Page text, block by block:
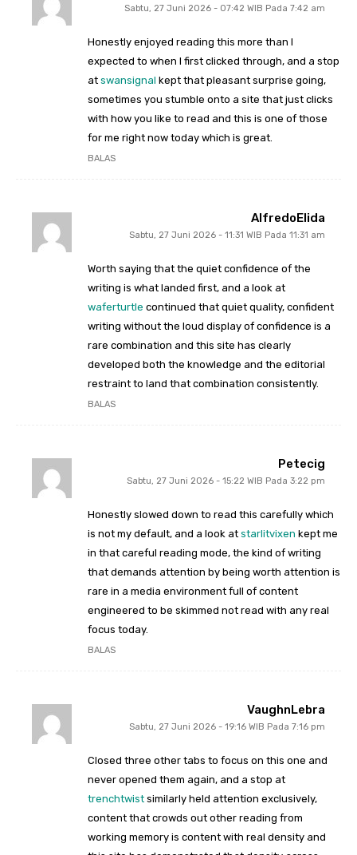
Sabtu, 27 Juni 2026 - 07:42 WIB Pada 7:42 am
Honestly enjoyed reading this more than I
expected to when I first clicked through, and a stop
at swansignal kept that pleasant surprise going,
sometimes you stumble onto a site that just clicks
with how you like to read and this is one of those
for me right now today which is great.
BALAS
AlfredoElida
Sabtu, 27 Juni 2026 - 11:31 WIB Pada 11:31 am
Worth saying that the quiet confidence of the
writing is what landed first, and a look at
waferturtle continued that quiet quality, confident
writing without the loud display of confidence is a
rare combination and this site has clearly
developed both the knowledge and the editorial
restraint to land that combination consistently.
BALAS
Petecig
Sabtu, 27 Juni 2026 - 15:22 WIB Pada 3:22 pm
Honestly slowed down to read this carefully which
is not my default, and a look at starlitvixen kept me
in that careful reading mode, the kind of writing
that demands attention by being worth attention is
rare in a media environment full of content
engineered to be skimmed not read with any real
focus today.
BALAS
VaughnLebra
Sabtu, 27 Juni 2026 - 19:16 WIB Pada 7:16 pm
Closed three other tabs to focus on this one and
never opened them again, and a stop at
trenchtwist similarly held attention exclusively,
content that crowds out other reading from
working memory is content with real density and